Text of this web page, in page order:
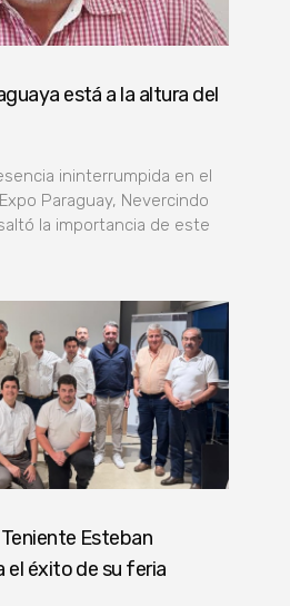
está a la altura del
ininterrumpida en el
Paraguay, Nevercindo
la importancia de este
Esteban
el éxito de su feria